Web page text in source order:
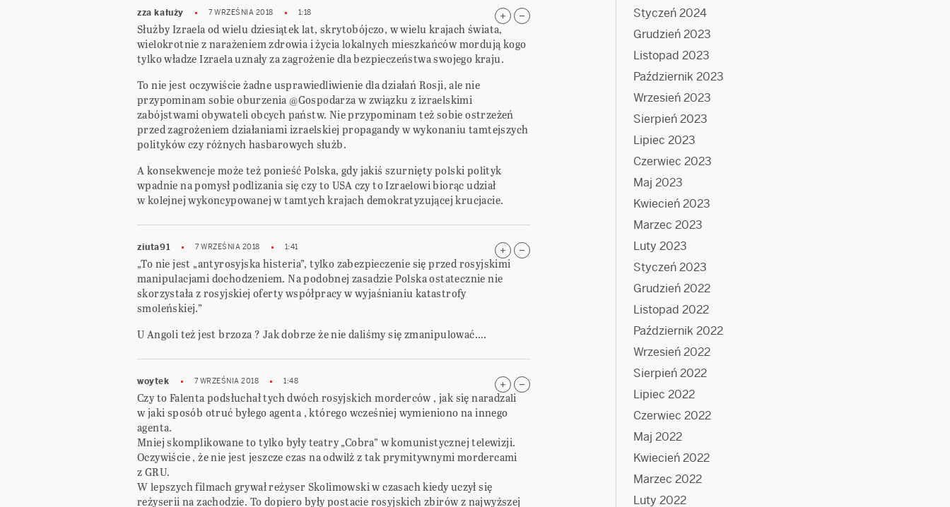
zza kałuży 7 WRZEŚNIA 2018 1:18
Służby Izraela od wielu dziesiątek lat, skrytobójczo, w wielu krajach świata,
wielokrotnie z narażeniem zdrowia i życia lokalnych mieszkańców mordują kogo
tylko władze Izraela uznały za zagrożenie dla bezpieczeństwa swojego kraju.
To nie jest oczywiście żadne usprawiedliwienie dla działań Rosji, ale nie
przypominam sobie oburzenia @Gospodarza w związku z izraelskimi
zabójstwami obywateli obcych państw. Nie przypominam też sobie ostrzeżeń
przed zagrożeniem działaniami izraelskiej propagandy w wykonaniu tamtejszych
polityków czy różnych hasbarowych służb.
A konsekwencje może też ponieść Polska, gdy jakiś szurnięty polski polityk
wpadnie na pomysł podlizania się czy to USA czy to Izraelowi biorąc udział
w kolejnej wykoncypowanej w tamtych krajach demokratyzującej krucjacie.
ziuta91 7 WRZEŚNIA 2018 1:41
„To nie jest „antyrosyjska histeria”, tylko zabezpieczenie się przed rosyjskimi
manipulacjami dochodzeniem. Na podobnej zasadzie Polska ostatecznie nie
skorzystała z rosyjskiej oferty współpracy w wyjaśnianiu katastrofy
smoleńskiej.”
U Angoli też jest brzoza ? Jak dobrze że nie daliśmy się zmanipulować….
woytek 7 WRZEŚNIA 2018 1:48
Czy to Falenta podsłuchał tych dwóch rosyjskich morderców , jak się naradzali
w jaki sposób otruć byłego agenta , którego wcześniej wymieniono na innego
agenta.
Mniej skomplikowane to tylko były teatry „Cobra” w komunistycznej telewizji.
Oczywiście , że nie jest jeszcze czas na odwilż z tak prymitywnymi mordercami
z GRU.
W lepszych filmach grywał reżyser Skolimowski w czasach kiedy uczył się
reżyserii na zachodzie. To dopiero były postacie rosyjskich zbirów z najwyższej
Styczeń 2024
Grudzień 2023
Listopad 2023
Październik 2023
Wrzesień 2023
Sierpień 2023
Lipiec 2023
Czerwiec 2023
Maj 2023
Kwiecień 2023
Marzec 2023
Luty 2023
Styczeń 2023
Grudzień 2022
Listopad 2022
Październik 2022
Wrzesień 2022
Sierpień 2022
Lipiec 2022
Czerwiec 2022
Maj 2022
Kwiecień 2022
Marzec 2022
Luty 2022